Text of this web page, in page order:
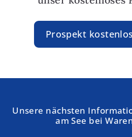
Prospekt
Unsere nächsten
am See bei